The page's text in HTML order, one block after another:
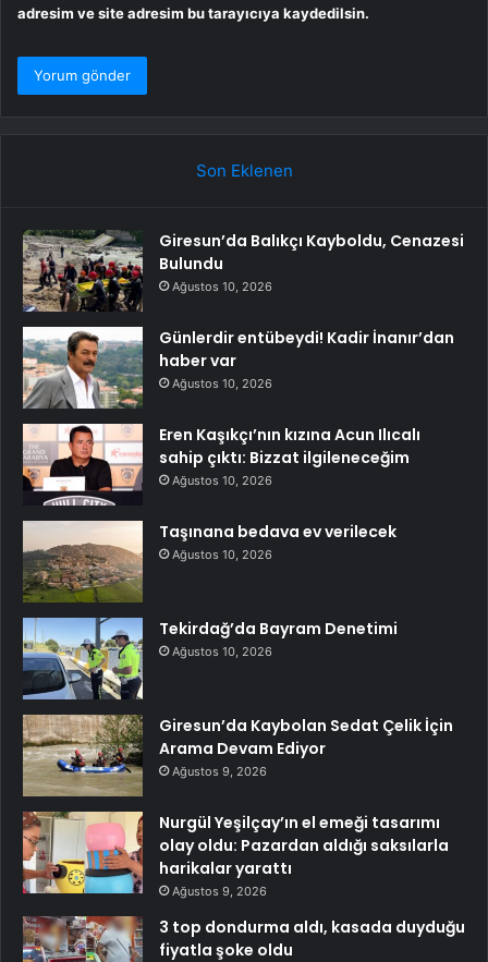
adresim ve site adresim bu tarayıcıya kaydedilsin.
Son Eklenen
Giresun’da Balıkçı Kayboldu, Cenazesi
Bulundu
Ağustos 10, 2026
Günlerdir entübeydi! Kadir İnanır’dan
haber var
Ağustos 10, 2026
Eren Kaşıkçı’nın kızına Acun Ilıcalı
sahip çıktı: Bizzat ilgileneceğim
Ağustos 10, 2026
Taşınana bedava ev verilecek
Ağustos 10, 2026
Tekirdağ’da Bayram Denetimi
Ağustos 10, 2026
Giresun’da Kaybolan Sedat Çelik İçin
Arama Devam Ediyor
Ağustos 9, 2026
Nurgül Yeşilçay’ın el emeği tasarımı
olay oldu: Pazardan aldığı saksılarla
harikalar yarattı
Ağustos 9, 2026
3 top dondurma aldı, kasada duyduğu
fiyatla şoke oldu